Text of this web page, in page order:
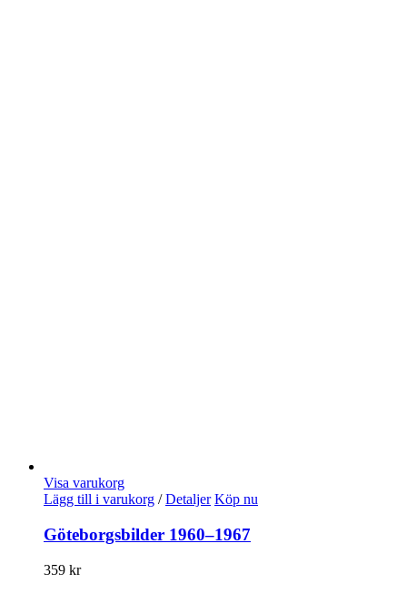
Visa varukorg
Lägg till i varukorg / Detaljer Köp nu
Göteborgsbilder 1960–1967
359 kr